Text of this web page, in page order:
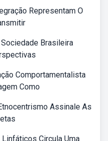
Representam O
Brasileira
Comportamentalista
Como
Assinale As
Circula Uma